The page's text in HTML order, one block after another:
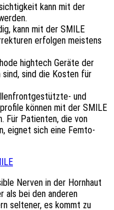
kann mit der
kann mit der SMILE
erfolgen meistens
hightech Geräte der
sind die Kosten für
und
können mit der SMILE
Für Patienten, die von
eignet sich eine Femto-
Nerven in der Hornhaut
als bei den anderen
seltener, es kommt zu